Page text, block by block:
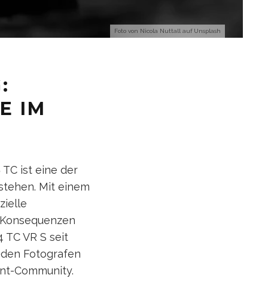
Foto von Nicola Nuttall auf Unsplash
IM
ist eine der
Mit einem
VR S seit
Fotografen
Community.